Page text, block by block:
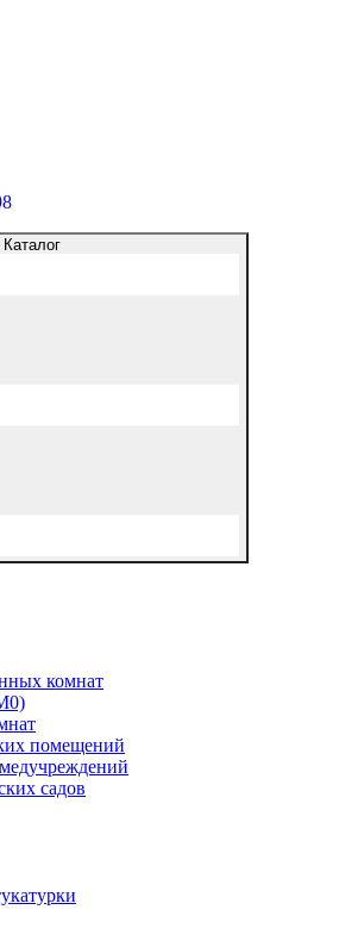
Каталог
комнат
помещений
садов